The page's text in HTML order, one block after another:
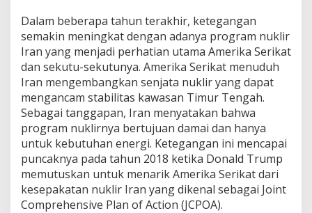
Dalam beberapa tahun terakhir, ketegangan
semakin meningkat dengan adanya program nuklir
Iran yang menjadi perhatian utama Amerika Serikat
dan sekutu-sekutunya. Amerika Serikat menuduh
Iran mengembangkan senjata nuklir yang dapat
mengancam stabilitas kawasan Timur Tengah.
Sebagai tanggapan, Iran menyatakan bahwa
program nuklirnya bertujuan damai dan hanya
untuk kebutuhan energi. Ketegangan ini mencapai
puncaknya pada tahun 2018 ketika Donald Trump
memutuskan untuk menarik Amerika Serikat dari
kesepakatan nuklir Iran yang dikenal sebagai Joint
Comprehensive Plan of Action (JCPOA).